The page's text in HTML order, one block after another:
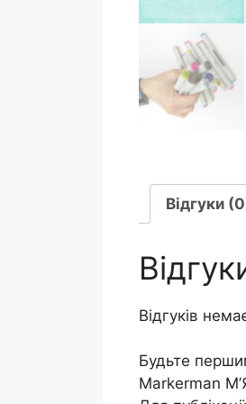
Відгуки
Відгуків
Будьте
Markerman